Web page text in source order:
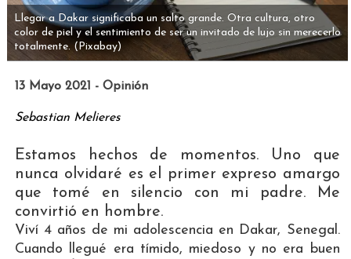
Llegar a Dakar significaba un salto grande. Otra cultura, otro
color de piel y el sentimiento de ser un invitado de lujo sin merecerlo
totalmente. (Pixabay)
13 Mayo 2021 - Opinión
Sebastian Melieres
Estamos hechos de momentos. Uno que
nunca olvidaré es el primer expreso amargo
que tomé en silencio con mi padre. Me
convirtió en hombre.
Viví 4 años de mi adolescencia en Dakar, Senegal.
Cuando llegué era tímido, miedoso y no era buen